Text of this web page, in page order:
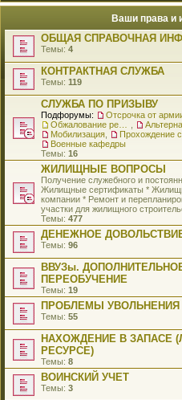
Ваши права и
ОБЩАЯ СПРАВОЧНАЯ
Темы: 4
КОНТРАКТНАЯ СЛУЖБА
Темы: 119
СЛУЖБА ПО ПРИЗЫВУ
Подфорумы: Отсрочка от
Мобилизация
Военные кафедры
Темы: 16
ЖИЛИЩНЫЕ ВОПРОСЫ
Получение служебного и
Жилищные сертификаты *
компании * Ремонт и
участки для жилищного
Темы: 477
ДЕНЕЖНОЕ
Темы: 96
ВВУЗы.
ПЕРЕОБУЧЕНИЕ
Темы: 19
ПРОБЛЕМЫ УВОЛЬНЕНИЯ
Темы: 55
НАХОЖДЕНИЕ В ЗАПАСЕ
РЕСУРСЕ)
Темы: 8
ВОИНСКИЙ УЧЕТ
Темы: 3